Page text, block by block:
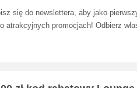
się do newslettera, aby jako
atrakcyjnych promocjach! Odbierz